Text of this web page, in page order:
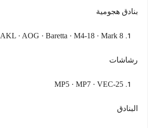
بنادق هجومية
AKL · AOG · Baretta · M4-18 · Mark 8
رشاشات
MP5 · MP7 · VEC-25
البنادق